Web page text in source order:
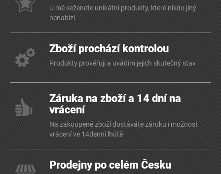
U mě seženete unikátní produkty, které nikdo jiný
nenabízí
Zboží prochází kontrolou
Produkty prověřuji a uvádím jejich skutečný stav
Záruka na zboží a 14 dní na
vrácení
Na zakoupené zboží dostáváte záruku i možnost
vrácení ve 14denní lhůtě
Prodejny po celém Česku